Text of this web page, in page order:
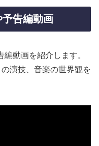
告編動画
編動画を紹介します。
演技、音楽の世界観を